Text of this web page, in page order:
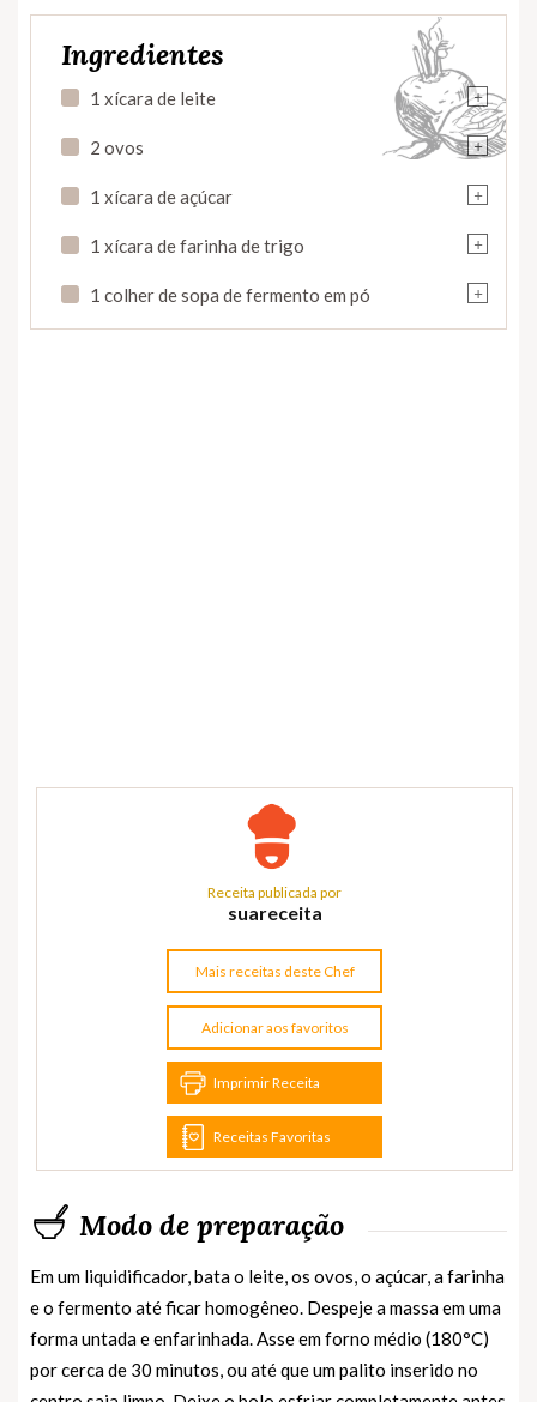
Ingredientes
+
1 xícara de leite
+
2 ovos
+
1 xícara de açúcar
+
1 xícara de farinha de trigo
+
1 colher de sopa de fermento em pó
Receita publicada por
suareceita
Mais receitas deste Chef
Adicionar aos favoritos
Imprimir Receita
Receitas Favoritas
Modo de preparação
Em um liquidificador, bata o leite, os ovos, o açúcar, a farinha
e o fermento até ficar homogêneo. Despeje a massa em uma
forma untada e enfarinhada. Asse em forno médio (180°C)
por cerca de 30 minutos, ou até que um palito inserido no